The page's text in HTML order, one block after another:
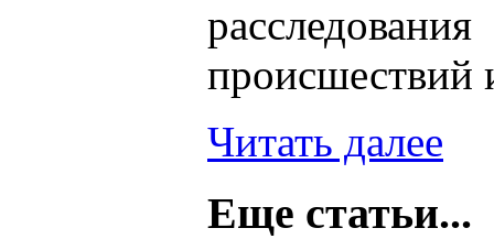
происшествий
Читать далее
Еще статьи...